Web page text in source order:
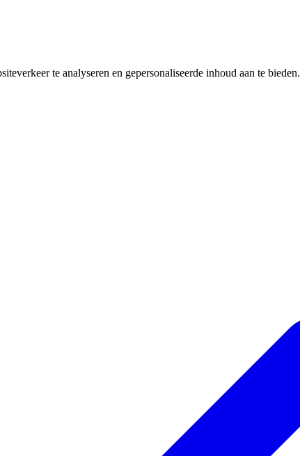
te analyseren en gepersonaliseerde inhoud aan te bieden.